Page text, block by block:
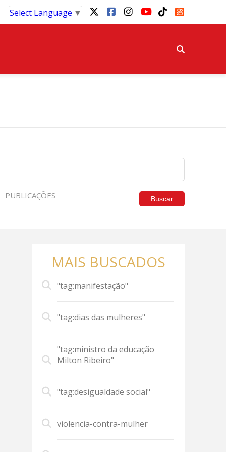
Select Language ▼
PUBLICAÇÕES Buscar
MAIS BUSCADOS
"tag:manifestação"
"tag:dias das mulheres"
"tag:ministro da educação
Milton Ribeiro"
"tag:desigualdade social"
violencia-contra-mulher